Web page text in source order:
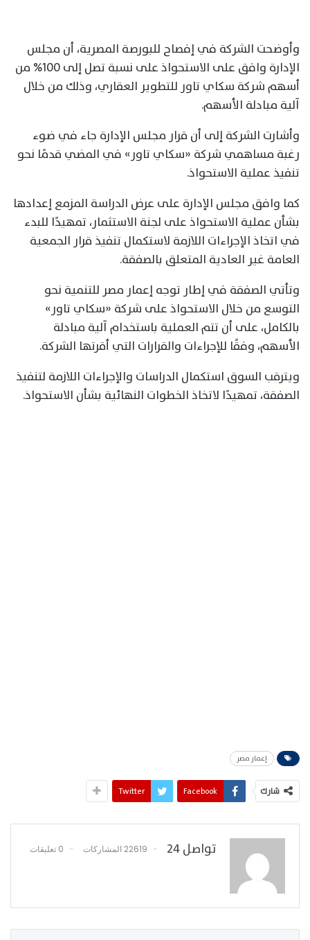
وأوضحت الشركة في إفصاح للبورصة المصرية، أن مجلس
الإدارة وافق على الاستحواذ على نسبة تصل إلى 100% من
أسهم شركة سكاي تاور للتطوير العقاري، وذلك من خلال
آلية مبادلة الأسهم.
وأشارت الشركة إلى أن قرار مجلس الإدارة جاء في ضوء
رغبة مساهمي شركة «سكاي تاور» في المضي قدمًا نحو
تنفيذ عملية الاستحواذ.
كما وافق مجلس الإدارة على عرض الدراسة المزمع إعدادها
بشأن عملية الاستحواذ على لجنة الاستثمار، تمهيدًا للبدء
في اتخاذ الإجراءات اللازمة لاستكمال تنفيذ قرار الجمعية
العامة غير العادية المتعلق بالصفقة.
وتأتي الصفقة في إطار توجه إعمار مصر للتنمية نحو
التوسع من خلال الاستحواذ على شركة «سكاي تاور»
بالكامل، على أن تتم العملية باستخدام آلية مبادلة
الأسهم، وفقًا للإجراءات والقرارات التي أقرتها الشركة.
ويترقب السوق استكمال الدراسات والإجراءات اللازمة لتنفيذ
الصفقة، تمهيدًا لاتخاذ الخطوات النهائية بشأن الاستحواذ.
إعمار مصر
شارك Facebook
Twitter
تواصل 24 22619 المشاركات 0 تعليقات